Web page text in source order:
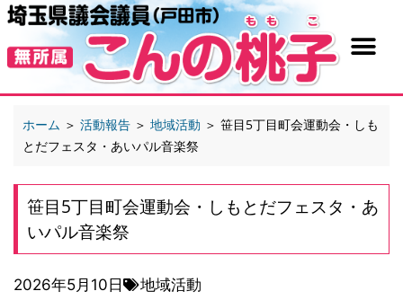
ホーム ＞ 活動報告 ＞ 地域活動 ＞ 笹目5丁目町会運動会・しも
とだフェスタ・あいパル音楽祭
笹目5丁目町会運動会・しもとだフェスタ・あ
いパル音楽祭
2026年5月10日 地域活動